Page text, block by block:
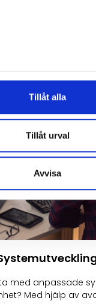
Tillåt alla
Tillåt urval
Avvisa
värdefull material
– tjänst har du
dag hämtar och
med anpassade
Med hjälp av